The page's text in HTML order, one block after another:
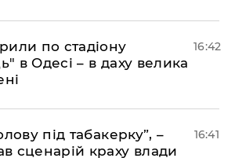
по стадіону
в Одесі – в даху велика
16:42
під табакерку”, –
сценарій краху влади
16:41